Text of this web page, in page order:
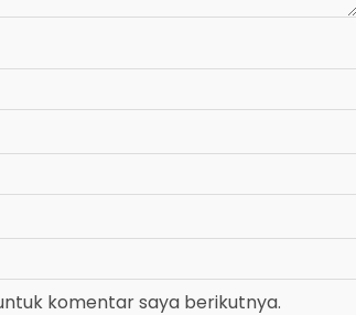
komentar saya berikutnya.